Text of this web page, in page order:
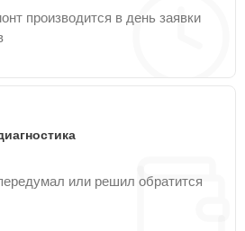
производится в день заявки
или решил обратится